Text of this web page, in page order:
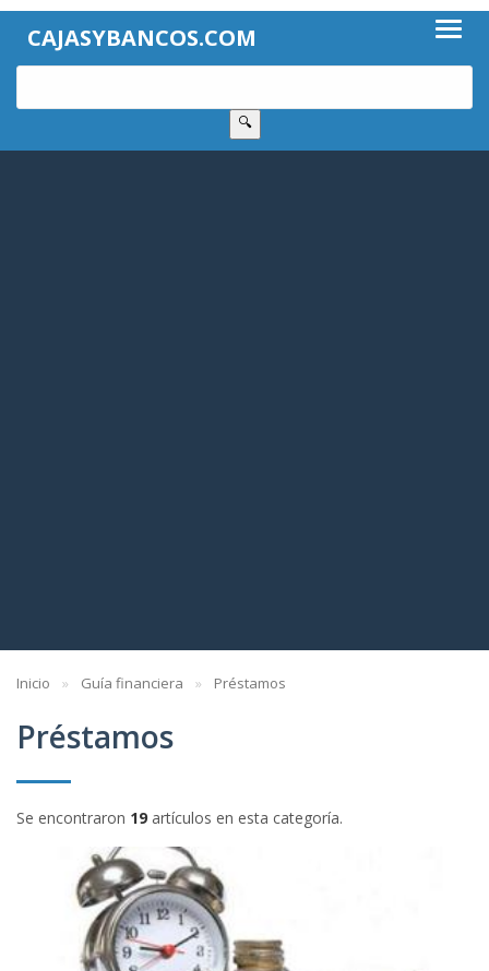
CAJASYBANCOS.COM
🔍
Inicio Guía financiera Préstamos
Préstamos
Se encontraron 19 artículos en esta categoría.